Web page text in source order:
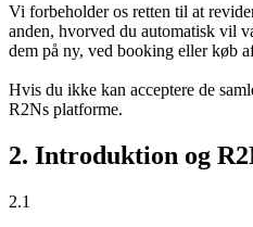
Vi forbeholder os retten til at
anden, hvorved du automatisk vil
dem på ny, ved booking eller køb
Hvis du ikke kan acceptere de
R2Ns platforme.
2. Introduktion og
2.1